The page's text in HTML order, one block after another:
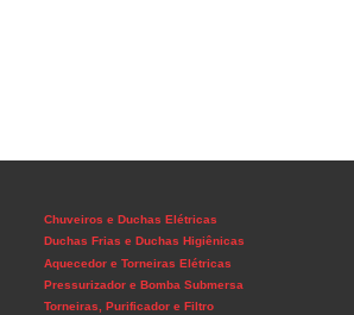
Chuveiros e Duchas Elétricas
Duchas Frias e Duchas Higiênicas
Aquecedor e Torneiras Elétricas
Pressurizador e Bomba Submersa
Torneiras, Purificador e Filtro